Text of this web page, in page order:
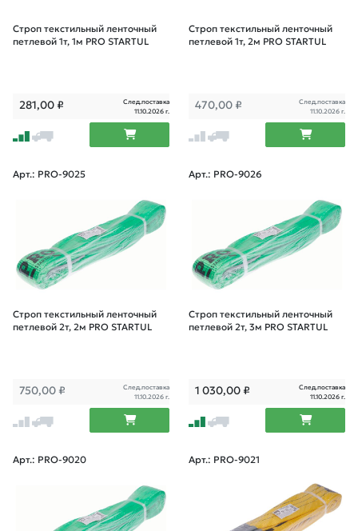
Строп текстильный ленточный
петлевой 1т, 1м PRO STARTUL
281,00₽
След.поставка
11.10.2026 г.
Строп текстильный ленточный
петлевой 1т, 2м PRO STARTUL
470,00 ₽
След.поставка
11.10.2026 г.
Арт.: PRO-9025
Строп текстильный ленточный
петлевой 2т, 2м PRO STARTUL
750,00 ₽
След.поставка
11.10.2026 г.
Арт.: PRO-9026
Строп текстильный ленточный
петлевой 2т, 3м PRO STARTUL
1 030,00₽
След.поставка
11.10.2026 г.
Арт.: PRO-9020 Арт.: PRO-9021